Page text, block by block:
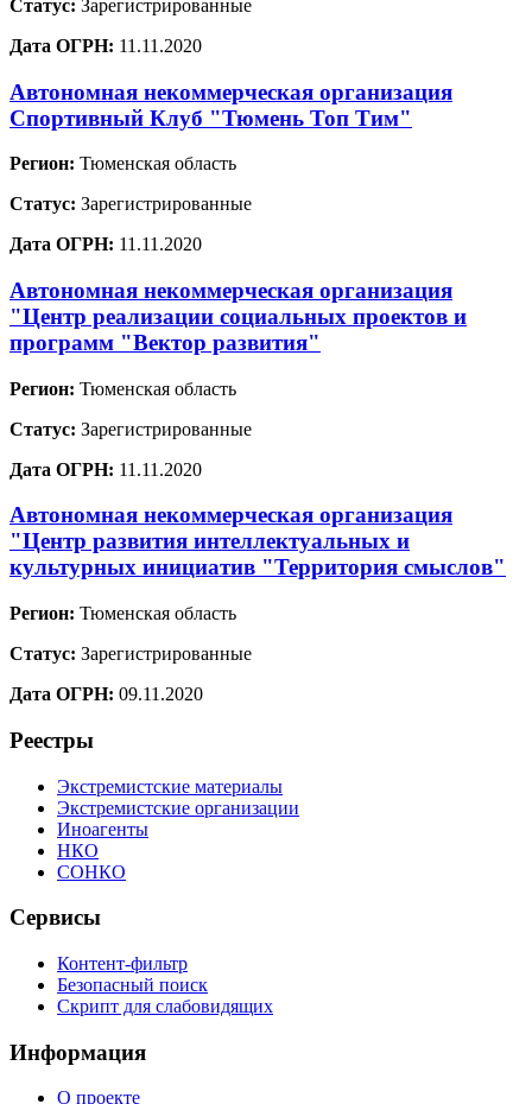
Статус: Зарегистрированные
Дата ОГРН: 11.11.2020
Автономная некоммерческая организация
Спортивный Клуб "Тюмень Топ Тим"
Регион: Тюменская область
Статус: Зарегистрированные
Дата ОГРН: 11.11.2020
Автономная некоммерческая организация
"Центр реализации социальных проектов и
программ "Вектор развития"
Регион: Тюменская область
Статус: Зарегистрированные
Дата ОГРН: 11.11.2020
Автономная некоммерческая организация
"Центр развития интеллектуальных и
культурных инициатив "Территория смыслов"
Регион: Тюменская область
Статус: Зарегистрированные
Дата ОГРН: 09.11.2020
Реестры
Экстремистские материалы
Экстремистские организации
Иноагенты
НКО
СОНКО
Сервисы
Контент-фильтр
Безопасный поиск
Скрипт для слабовидящих
Информация
О проекте